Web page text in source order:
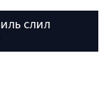
слил